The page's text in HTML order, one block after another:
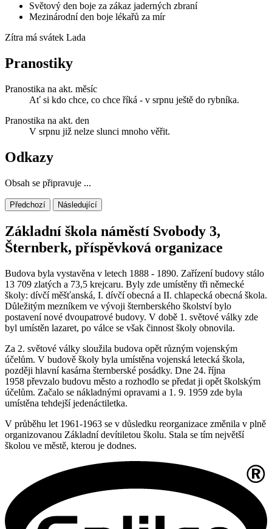
Světový den boje za zákaz jaderných zbraní
Mezinárodní den boje lékařů za mír
Zítra má svátek Lada
Pranostiky
Pranostika na akt. měsíc
Ať si kdo chce, co chce říká - v srpnu ještě do rybníka.
Pranostika na akt. den
V srpnu již nelze slunci mnoho věřit.
Odkazy
Obsah se připravuje ...
Předchozí Následující
Základní škola náměstí Svobody 3,
Šternberk, příspěvková organizace
Budova byla vystavěna v letech 1888 - 1890. Zařízení budovy stálo
13 709 zlatých a 73,5 krejcaru. Byly zde umístěny tři německé
školy: dívčí měšťanská, I. dívčí obecná a II. chlapecká obecná škola.
Důležitým mezníkem ve vývoji šternberského školství bylo
postavení nové dvoupatrové budovy. V době 1. světové války zde
byl umístěn lazaret, po válce se však činnost školy obnovila.
Za 2. světové války sloužila budova opět různým vojenským
účelům. V budově školy byla umístěna vojenská letecká škola,
později hlavní kasárna šternberské posádky. Dne 24. října
1958 převzalo budovu město a rozhodlo se předat ji opět školským
účelům. Začalo se nákladnými opravami a 1. 9. 1959 zde byla
umístěna tehdejší jedenáctiletka.
V průběhu let 1961-1963 se v důsledku reorganizace změnila v plně
organizovanou Základní devítiletou školu. Stala se tím největší
školou ve městě, kterou je dodnes.